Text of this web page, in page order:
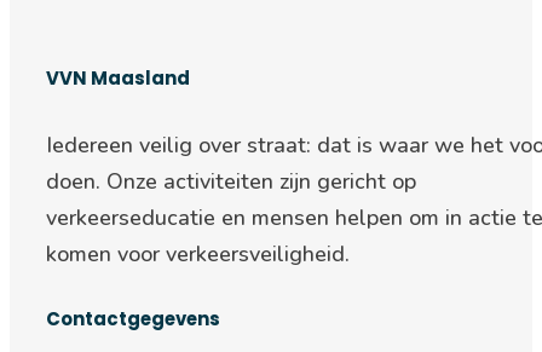
VVN Maasland
Iedereen veilig over straat: dat is waar we het
doen. Onze activiteiten zijn gericht op
verkeerseducatie en mensen helpen om in actie te
komen voor verkeersveiligheid.
Contactgegevens